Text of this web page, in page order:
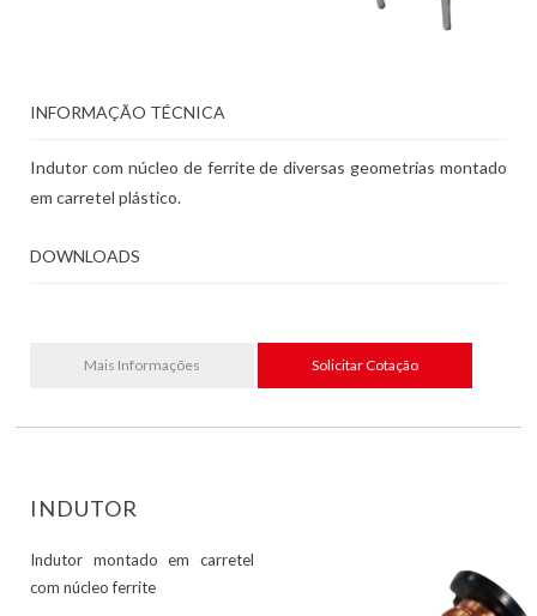
INFORMAÇÃO TÉCNICA
Indutor com núcleo de ferrite de diversas geometrias montado
em carretel plástico.
DOWNLOADS
Mais Informações Solicitar Cotação
INDUTOR
Indutor montado em carretel
com núcleo ferrite